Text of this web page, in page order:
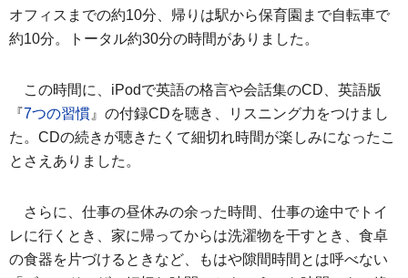
オフィスまでの約10分、帰りは駅から保育園まで自転車で
約10分。トータル約30分の時間がありました。
この時間に、iPodで英語の格言や会話集のCD、英語版
『7つの習慣 』の付録CDを聴き、リスニング力をつけまし
た。CDの続きが聴きたくて細切れ時間が楽しみになったこ
とさえありました。
さらに、仕事の昼休みの余った時間、仕事の途中でトイ
レに行くとき、家に帰ってからは洗濯物を干すとき、食卓
の食器を片づけるときなど、もはや隙間時間とは呼べない